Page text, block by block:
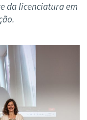
da licenciatura em